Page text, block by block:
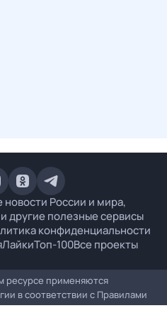
России и мира,
другие полезные сервисы
конфиденциальности
ЛайкиТоп-100Все проекты
ресурсе применяются
в соответствии с Правилами